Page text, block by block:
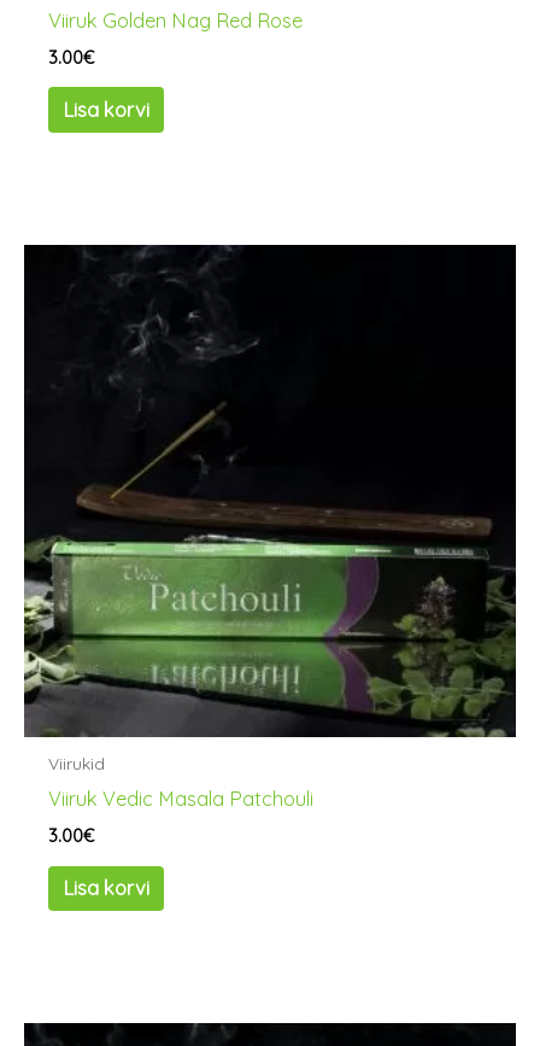
Viiruk Golden Nag Red Rose
3.00€
Lisa korvi
Viirukid
Viiruk Vedic Masala Patchouli
3.00€
Lisa korvi